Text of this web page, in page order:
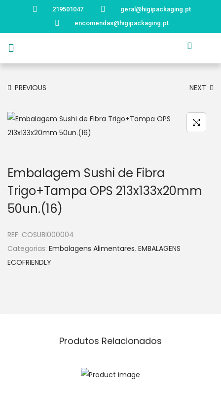
219501047
geral@higipackaging.pt
encomendas@higipackaging.pt
PREVIOUS NEXT
Embalagem Sushi de Fibra
Trigo+Tampa OPS 213x133x20mm
50un.(16)
REF: COSUBI000004
Categorias: Embalagens Alimentares, EMBALAGENS
ECOFRIENDLY
Produtos Relacionados